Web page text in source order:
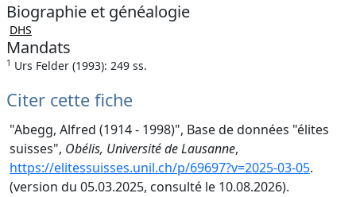
Biographie et généalogie
DHS
Mandats
1 Urs Felder (1993): 249 ss.
Citer cette fiche
"Abegg, Alfred (1914 - 1998)", Base de données "élites
suisses", Obélis, Université de Lausanne,
https://elitessuisses.unil.ch/p/69697?v=2025-03-05.
(version du 05.03.2025, consulté le 10.08.2026).